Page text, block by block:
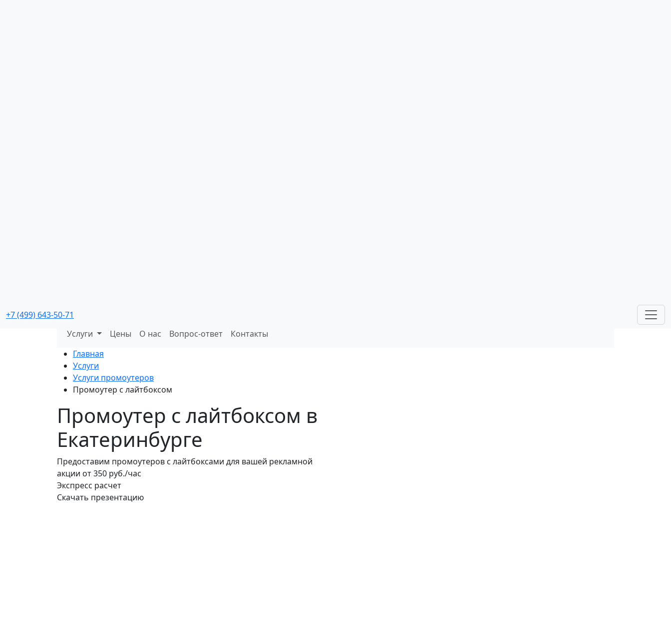
+7 (499) 643-50-71с реальной окупаемостью
Услуги Цены О нас Вопрос-ответ
Контакты
Главная
Услуги
Услуги промоутеров
Промоутер с лайтбоксом
Промоутер с лайтбоксом в
Екатеринбурге
Предоставим промоутеров с лайтбоксами для вашей рекламной
акции от 350 руб./час
Экспресс расчет
Скачать презентацию